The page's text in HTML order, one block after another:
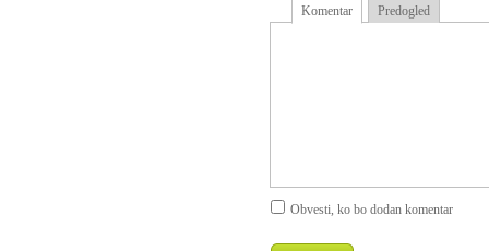
Komentar Predogled
Obvesti, ko bo dodan komentar